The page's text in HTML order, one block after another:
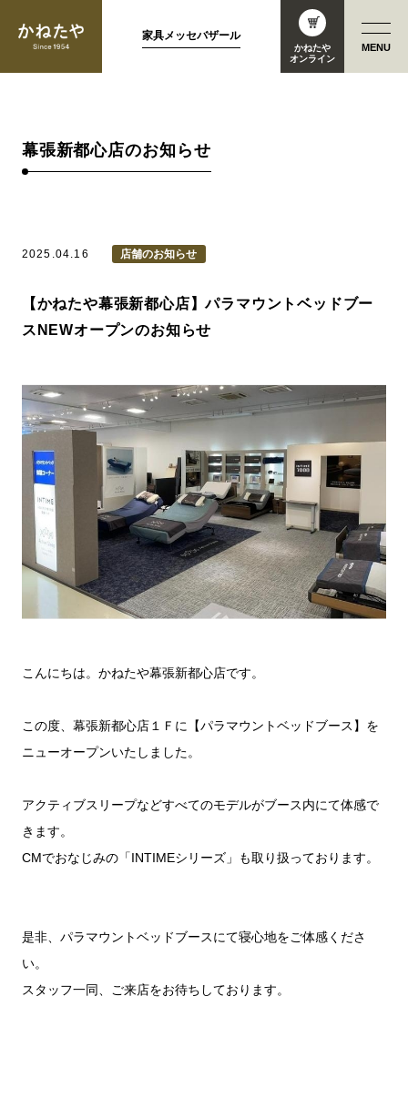
かねたや
オンライン
家具メッセバザール
MENU
幕張新都心店のお知らせ
2025.04.16 店舗のお知らせ
【かねたや幕張新都心店】パラマウントベッドブー
スNEWオープンのお知らせ
こんにちは。かねたや幕張新都心店です。
この度、幕張新都心店１Ｆに【パラマウントベッドブース】を
ニューオープンいたしました。
アクティブスリープなどすべてのモデルがブース内にて体感で
きます。
CMでおなじみの「INTIMEシリーズ」も取り扱っております。
是非、パラマウントベッドブースにて寝心地をご体感くださ
い。
スタッフ一同、ご来店をお待ちしております。